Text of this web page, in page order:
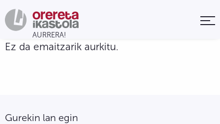
Ez da emaitzarik aurkitu.
Gurekin lan egin